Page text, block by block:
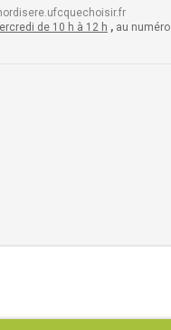
de 10 h à 12 h , au numéro